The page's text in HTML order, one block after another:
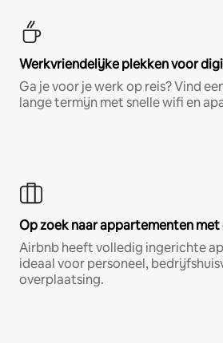
Werkvriendelijke plekken voor
Ga je voor je werk op reis? Vind
lange termijn met snelle wifi en
Op zoek naar appartementen met
Airbnb heeft volledig ingerichte
ideaal voor personeel,
overplaatsing.